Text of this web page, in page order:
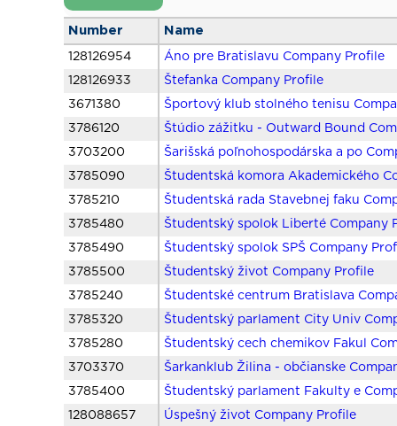
Number Name
128126954
Áno pre Bratislavu Company Profile
128126933
Štefanka Company Profile
3671380
Športový klub stolného tenisu
3786120
Štúdio zážitku - Outward Bound
3703200
Šarišská poľnohospodárska a po
3785090
Študentská komora Akademického
3785210
Študentská rada Stavebnej faku
3785480
Študentský spolok Liberté Company
3785490
Študentský spolok SPŠ Company
3785500
Študentský život Company Profile
3785240
Študentské centrum Bratislava
3785320
Študentský parlament City Univ
3785280
Študentský cech chemikov Fakul
3703370
Šarkanklub Žilina - občianske
3785400
Študentský parlament Fakulty e
128088657
Úspešný život Company Profile